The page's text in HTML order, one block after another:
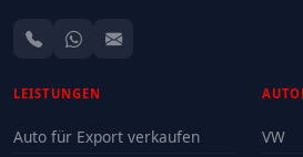
LEISTUNGEN
Auto für Export verkaufen
VW